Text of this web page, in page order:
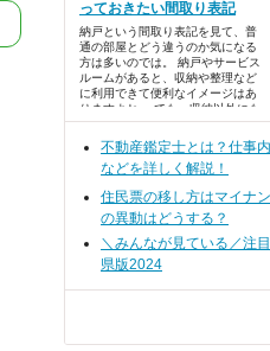
っておきたい間取り表記
納戸という間取り表記を見て、普
通の部屋とどう違うのか気になる
方は多いのでは。 納戸やサービス
ルームがあると、収納や整理など
に利用できて便利なイメージはあ
りますよね。 でも、収納以外にも
納戸を活用できる方法を知りたく
ありませんか？ 納戸を活用したい
方は、ぜひこの記事をチェックし
てみてくださいね。
不動産鑑定士とは？仕事
などを詳しく解説！
住民票の移し方はマイナ
の異動はどうする？
＼みんなが見ている／注
県版2024